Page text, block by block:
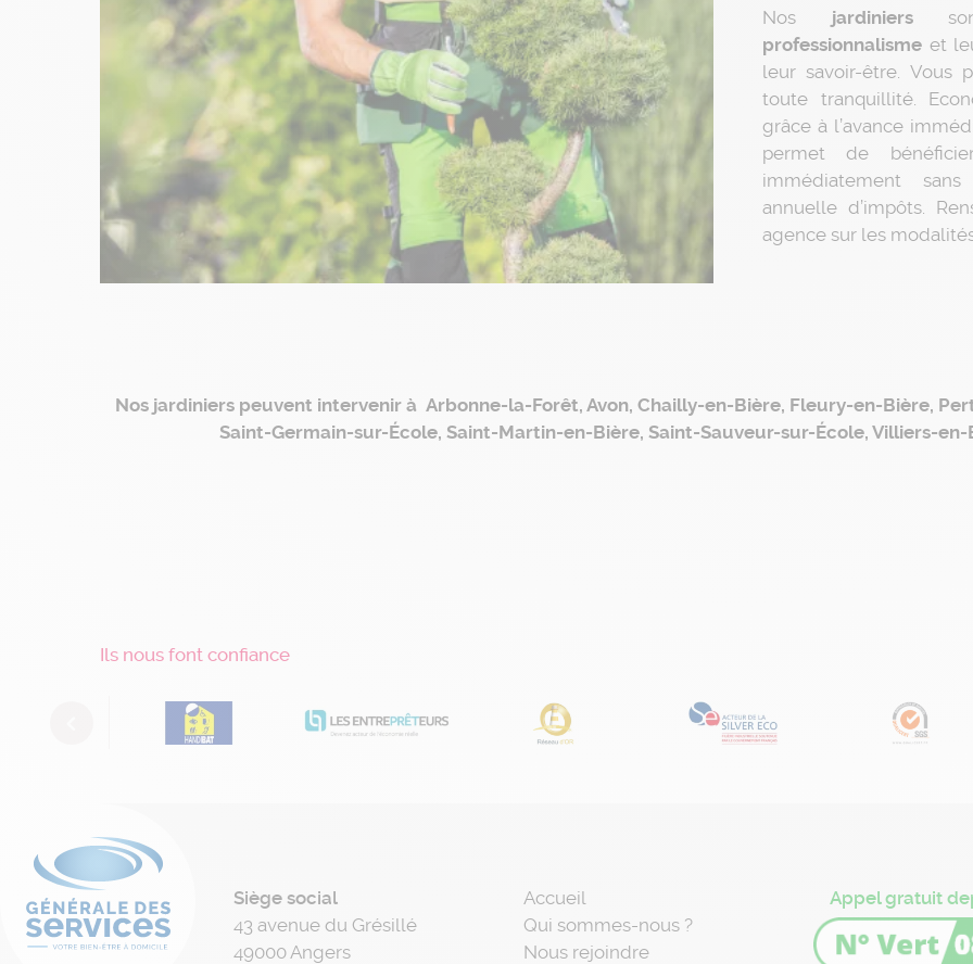
Nos jardiniers
professionnalisme et
leur savoir-être. Vous
toute tranquillité.
grâce à l’avance
permet de
immédiatement
annuelle d’impôts.
agence sur les
Nos jardiniers peuvent intervenir à Arbonne-la-Forêt, Avon, Chailly-en-Bière, Fleury-en-Bière,
Saint-Germain-sur-École, Saint-Martin-en-Bière, Saint-Sauveur-sur-École, Villiers-
Ils nous font confiance
Siège social
43 avenue du Grésillé
49000 Angers
Accueil
Qui sommes-nous ?
Nous rejoindre
Appel gratuit